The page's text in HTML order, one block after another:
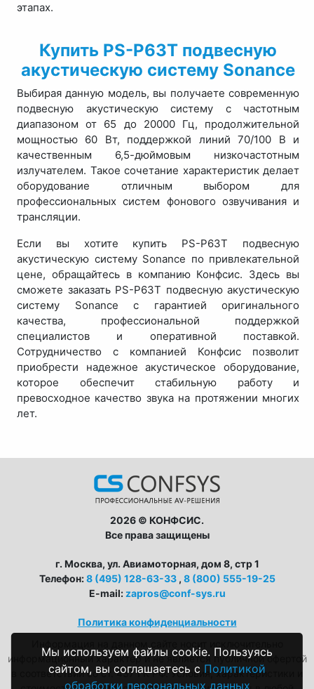
этапах.
Купить PS-P63T подвесную
акустическую систему Sonance
Выбирая данную модель, вы получаете современную
подвесную акустическую систему с частотным
диапазоном от 65 до 20000 Гц, продолжительной
мощностью 60 Вт, поддержкой линий 70/100 В и
качественным 6,5-дюймовым низкочастотным
излучателем. Такое сочетание характеристик делает
оборудование отличным выбором для
профессиональных систем фонового озвучивания и
трансляции.
Если вы хотите купить PS-P63T подвесную
акустическую систему Sonance по привлекательной
цене, обращайтесь в компанию Конфсис. Здесь вы
сможете заказать PS-P63T подвесную акустическую
систему Sonance с гарантией оригинального
качества, профессиональной поддержкой
специалистов и оперативной поставкой.
Сотрудничество с компанией Конфсис позволит
приобрести надежное акустическое оборудование,
которое обеспечит стабильную работу и
превосходное качество звука на протяжении многих
лет.
2026 © КОНФСИС.
Все права защищены
г. Москва, ул. Авиамоторная, дом 8, стр 1
Телефон:8 (495) 128-63-33 , 8 (800) 555-19-25
E-mail: zapros@conf-sys.ru
Политика конфиденциальности
информационный характер и не является публичной офертой
в соответствии со ст. 437 ГК РФ. Условия, характеристики и
Мы используем файлы cookie. Пользуясь
сайтом, вы соглашаетесь с Политикой
обработки персональных данных